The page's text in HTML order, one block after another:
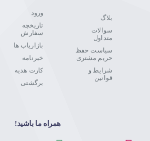
بلاگ
سوالات
متداول
سیاست حفظ
حریم مشتری
شرایط و
قوانین
ورود
تاریخچه
سفارش
بازاریاب ها
خبرنامه
کارت هدیه
برگشتی
همراه ما باشید!